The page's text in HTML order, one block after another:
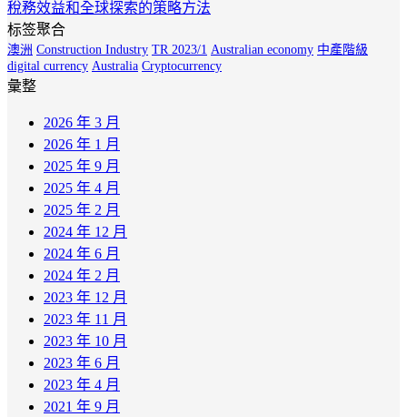
稅務效益和全球探索的策略方法
标签聚合
澳洲 Construction Industry TR 2023/1 Australian economy 中產階級
digital currency Australia Cryptocurrency
彙整
2026 年 3 月
2026 年 1 月
2025 年 9 月
2025 年 4 月
2025 年 2 月
2024 年 12 月
2024 年 6 月
2024 年 2 月
2023 年 12 月
2023 年 11 月
2023 年 10 月
2023 年 6 月
2023 年 4 月
2021 年 9 月